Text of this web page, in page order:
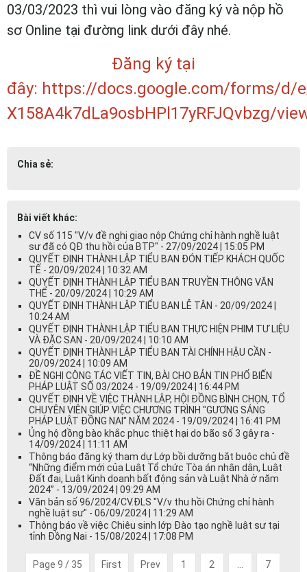
03/03/2023 thì vui lòng vào đăng ký và nộp hồ
sơ Online tại đường link dưới đây nhé.
Đăng ký tại
đây: https://docs.google.com/forms/d/
X158A4k7dLa9osbHPl17yRFJQvbzg/
Chia sẻ:
Bài viết khác:
CV số 115 "V/v đề nghị giao nộp Chứng chỉ hành nghề luật
sư đã có QĐ thu hồi của BTP" - 27/09/2024 | 15:05 PM
QUYẾT ĐỊNH THÀNH LẬP TIỂU BAN ĐÓN TIẾP KHÁCH QUỐC
TẾ - 20/09/2024 | 10:32 AM
QUYẾT ĐỊNH THÀNH LẬP TIỂU BAN TRUYỀN THÔNG VĂN
THỂ - 20/09/2024 | 10:29 AM
QUYẾT ĐỊNH THÀNH LẬP TIỂU BAN LỄ TÂN - 20/09/2024 |
10:24 AM
QUYẾT ĐỊNH THÀNH LẬP TIỂU BAN THỰC HIỆN PHIM TƯ LIỆU
VÀ ĐẶC SAN - 20/09/2024 | 10:10 AM
QUYẾT ĐỊNH THÀNH LẬP TIỂU BAN TÀI CHÍNH HẬU CẦN -
20/09/2024 | 10:09 AM
ĐỀ NGHỊ CỘNG TÁC VIẾT TIN, BÀI CHO BẢN TIN PHỔ BIẾN
PHÁP LUẬT SỐ 03/2024 - 19/09/2024 | 16:44 PM
QUYẾT ĐỊNH VỀ VIỆC THÀNH LẬP, HỘI ĐỒNG BÌNH CHỌN, TỔ
CHUYÊN VIÊN GIÚP VIỆC CHƯƠNG TRÌNH "GƯƠNG SÁNG
PHÁP LUẬT ĐỒNG NAI" NĂM 2024 - 19/09/2024 | 16:41 PM
Ủng hộ đồng bào khắc phục thiệt hại do bão số 3 gây ra -
14/09/2024 | 11:11 AM
Thông báo đăng ký tham dự Lớp bồi dưỡng bắt buộc chủ đề
“Những điểm mới của Luật Tổ chức Tòa án nhân dân, Luật
Đất đai, Luật Kinh doanh bất động sản và Luật Nhà ở năm
2024” - 13/09/2024 | 09:29 AM
Văn bản số 96/2024/CV.ĐLS "V/v thu hồi Chứng chỉ hành
nghề luật sư" - 06/09/2024 | 11:29 AM
Thông báo về việc Chiêu sinh lớp Đào tạo nghề luật sư tại
tỉnh Đồng Nai - 15/08/2024 | 17:08 PM
Page 9 / 35 First Prev 1 2 7